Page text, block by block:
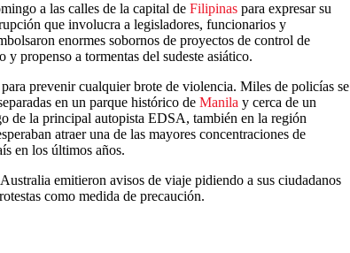
a las calles de la capital de Filipinas para expresar su
que involucra a legisladores, funcionarios y
enormes sobornos de proyectos de control de
propenso a tormentas del sudeste asiático.
prevenir cualquier brote de violencia. Miles de policías se
en un parque histórico de Manila y cerca de un
de la principal autopista EDSA, también en la región
atraer una de las mayores concentraciones de
en los últimos años.
emitieron avisos de viaje pidiendo a sus ciudadanos
como medida de precaución.